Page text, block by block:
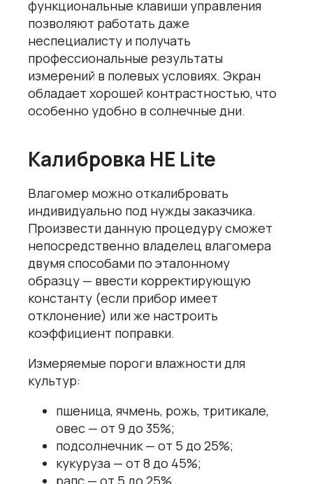
функциональные клавиши управления
позволяют работать даже
неспециалисту и получать
профессиональные результаты
измерений в полевых условиях. Экран
обладает хорошей контрастностью, что
особенно удобно в солнечные дни.
Калибровка HE Lite
Влагомер можно откалибровать
индивидуально под нужды заказчика.
Произвести данную процедуру сможет
непосредственно владелец влагомера
двумя способами по эталонному
образцу — ввести корректирующую
константу (если прибор имеет
отклонение) или же настроить
коэффициент поправки.
Измеряемые пороги влажности для
культур:
пшеница, ячмень, рожь, тритикале,
овес — от 9 до 35%;
подсолнечник — от 5 до 25%;
кукуруза — от 8 до 45%;
рапс — от 5 до 25%.